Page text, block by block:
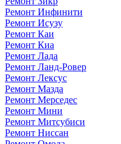
Ремонт Инфинити
Ремонт Исузу
Ремонт Каи
Ремонт Киа
Ремонт Лада
Ремонт Ланд-Ровер
Ремонт Лексус
Ремонт Мазда
Ремонт Мерседес
Ремонт Мини
Ремонт Митсубиси
Ремонт Ниссан